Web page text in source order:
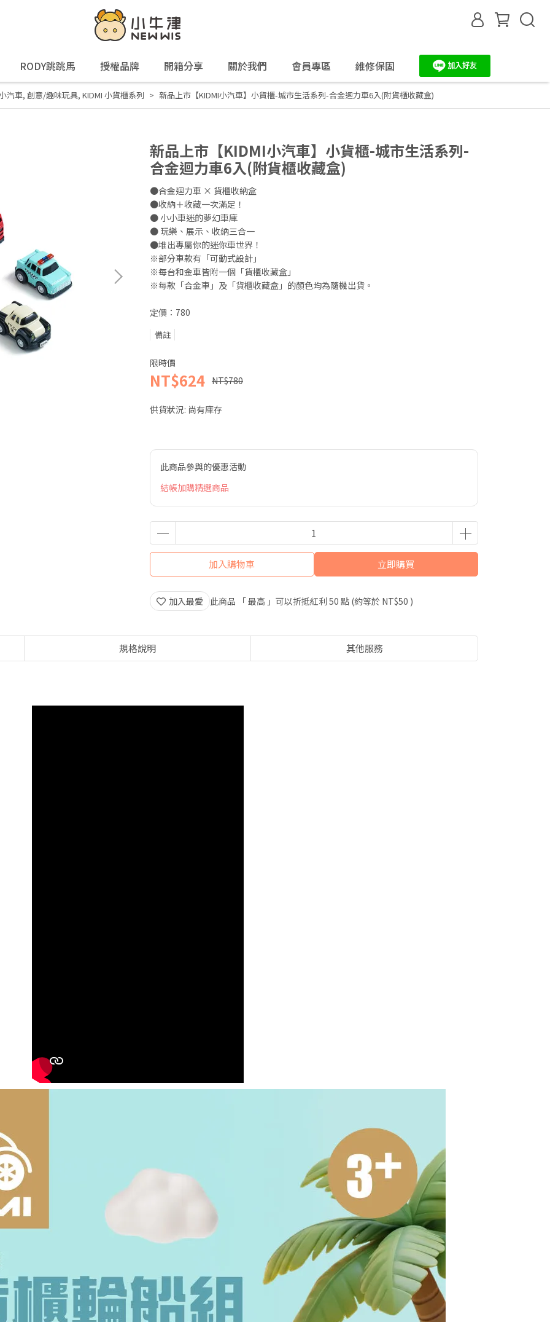
RODY跳跳馬 授權品牌 開箱分享 關於我們 會員專區 維修保固
汽車, 創意/趣味玩具, KIDMI 小貨櫃系列 新品上市【KIDMI小汽車】小貨櫃-城市生活系列-合金迴力車6入(附貨櫃收藏盒)
新品上市【KIDMI小汽車】小貨櫃-城市生活系列-
合金迴力車6入(附貨櫃收藏盒)
●合金迴力車 × 貨櫃收納盒
●收納＋收藏一次滿足！
● 小小車迷的夢幻車庫
● 玩樂、展示、收納三合一
●堆出專屬你的迷你車世界！
※部分車款有「可動式設計」
※每台和金車皆附一個「貨櫃收藏盒」
※每款「合金車」及「貨櫃收藏盒」的顏色均為隨機出貨。
定價：780
備註
限時價
NT$624 NT$780
供貨狀況: 尚有庫存
此商品參與的優惠活動
結帳加購精選商品
加入購物車 立即購買
加入最愛 此商品 「 最高 」可以折抵紅利 50 點 (約等於 NT$50 )
規格說明 其他服務